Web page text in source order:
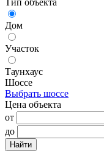
Тип объекта
Дом
Участок
Таунхаус
Шоссе
Выбрать шоссе
Цена объекта
от
до
Найти